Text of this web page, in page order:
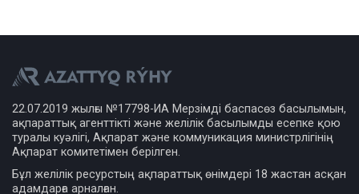
22.07.2019 жылғы №17798-ИА Мерзімді баспасөз басылымын,
ақпараттық агенттікті және желілік басылымды есепке қою
туралы куәлігі, Ақпарат және коммуникация министрлігінің
Ақпарат комитетімен берілген.
Бұл желілік ресурстың ақпараттық өнімдері 18 жастан асқан
адамдарға арналған.